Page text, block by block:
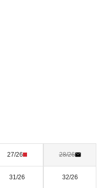
27/26 28/26
31/26 32/26